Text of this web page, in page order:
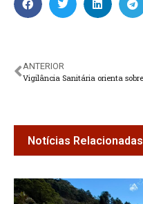
ANTERIOR
Notícias Relacionadas